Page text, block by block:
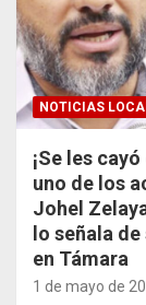
NOTICIAS
¡Se les
uno de los
Johel
lo señala
en Támara
1 de mayo de